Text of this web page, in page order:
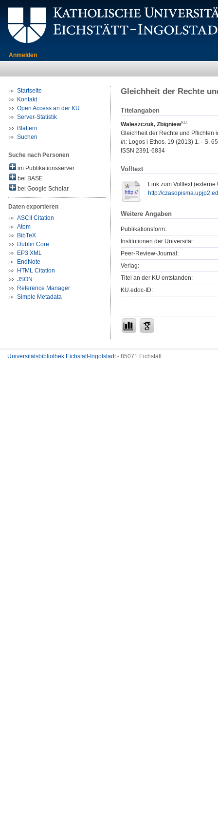
Anmelden
Startseite
Kontakt
Open Access an der KU
Server-Statistik
Blättern
Suchen
Suche nach Personen
im Publikationsserver
bei BASE
bei Google Scholar
Daten exportieren
ASCII Citation
Atom
BibTeX
Dublin Core
EP3 XML
EndNote
HTML Citation
JSON
Reference Manager
Simple Metadata
Gleichheit der Rechte
Titelangaben
Waleszczuk, Zbigniew
:
Gleichheit der Rechte und Pflichten
In: Logos i Ethos. 19 (2013) 1. - S.
ISSN 2391-6834
Volltext
Link zum Volltext (externe
http://
Weitere Angaben
Publikationsform:
Institutionen der Universität:
Peer-Review-Journal:
Verlag:
Titel an der KU entstanden:
KU.edoc-ID:
Universitätsbibliothek Eichstätt-Ingolstadt- 85071 Eichstätt